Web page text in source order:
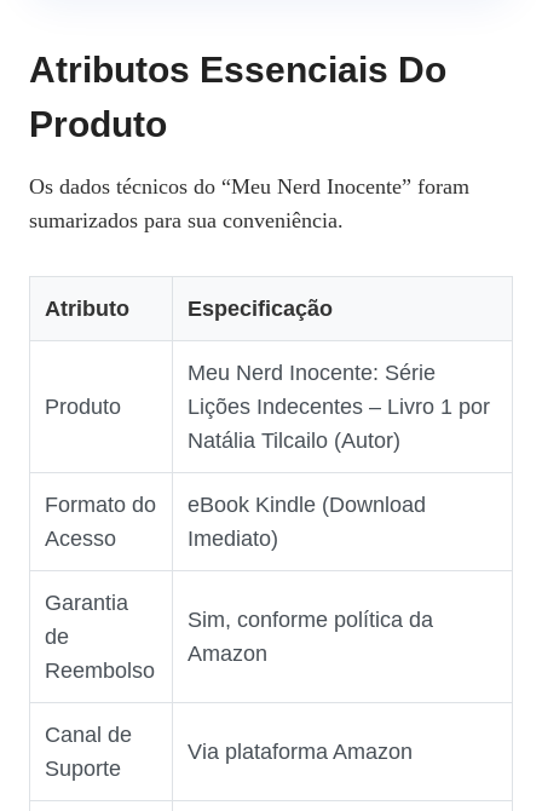
Atributos Essenciais Do
Produto
Os dados técnicos do “Meu Nerd Inocente” foram
sumarizados para sua conveniência.
Atributo Especificação
Produto
Meu Nerd Inocente: Série
Lições Indecentes – Livro 1 por
Natália Tilcailo (Autor)
Formato do
Acesso
eBook Kindle (Download
Imediato)
Garantia
de
Reembolso
Sim, conforme política da
Amazon
Canal de
Suporte
Via plataforma Amazon